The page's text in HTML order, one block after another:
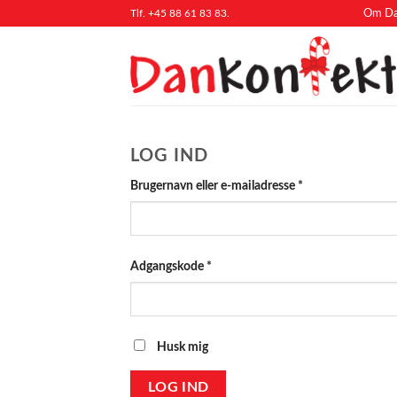
Tlf. +45 88 61 83 83. Om
LOG IND
Brugernavn eller e-mailadresse *
Adgangskode *
Husk mig
LOG IND